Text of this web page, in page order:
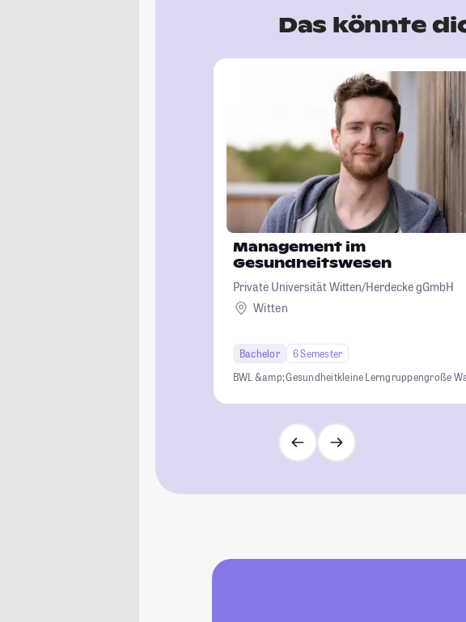
Das könnte
Management im
Gesundheitswesen
Private Universität Witten/Herdecke gGmbH
Witten
Bachelor
6 Semester
BWL &amp; Gesundheitkleine Lerngruppengroße